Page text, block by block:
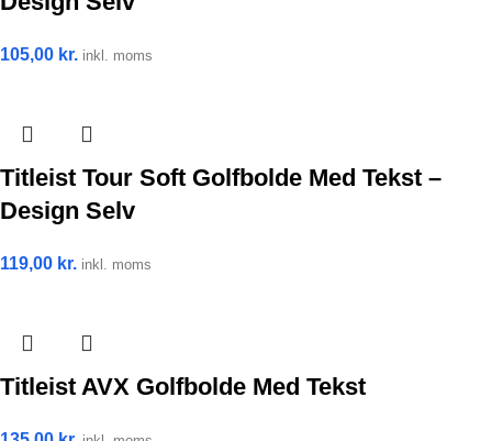
105,00 kr. inkl. moms
Titleist Tour Soft Golfbolde Med Tekst –
Design Selv
119,00 kr. inkl. moms
Titleist AVX Golfbolde Med Tekst